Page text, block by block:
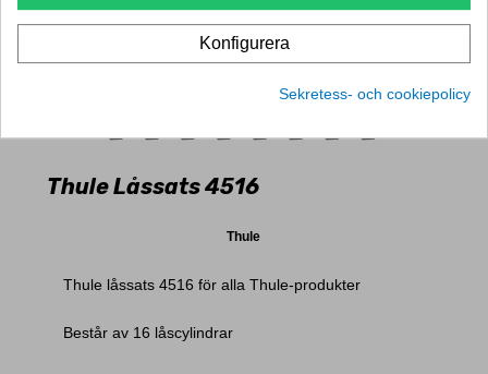
Thule Låssats 4516
Thule
Thule låssats 4516 för alla Thule-produkter
Består av 16 låscylindrar
Konfigurera
Sekretess- och cookiepolicy